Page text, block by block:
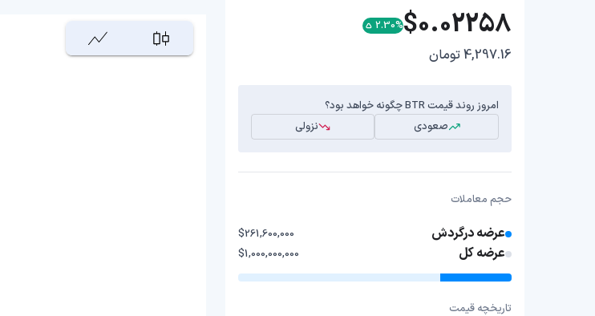
$0.02258
2.30%
4,297.16 تومان
امروز روند قیمت BTR چگونه خواهد بود؟
صعودی
نزولی
حجم معاملات
عرضه درگردش $261,600,000
عرضه کل $1,000,000,000
تاریخچه قیمت